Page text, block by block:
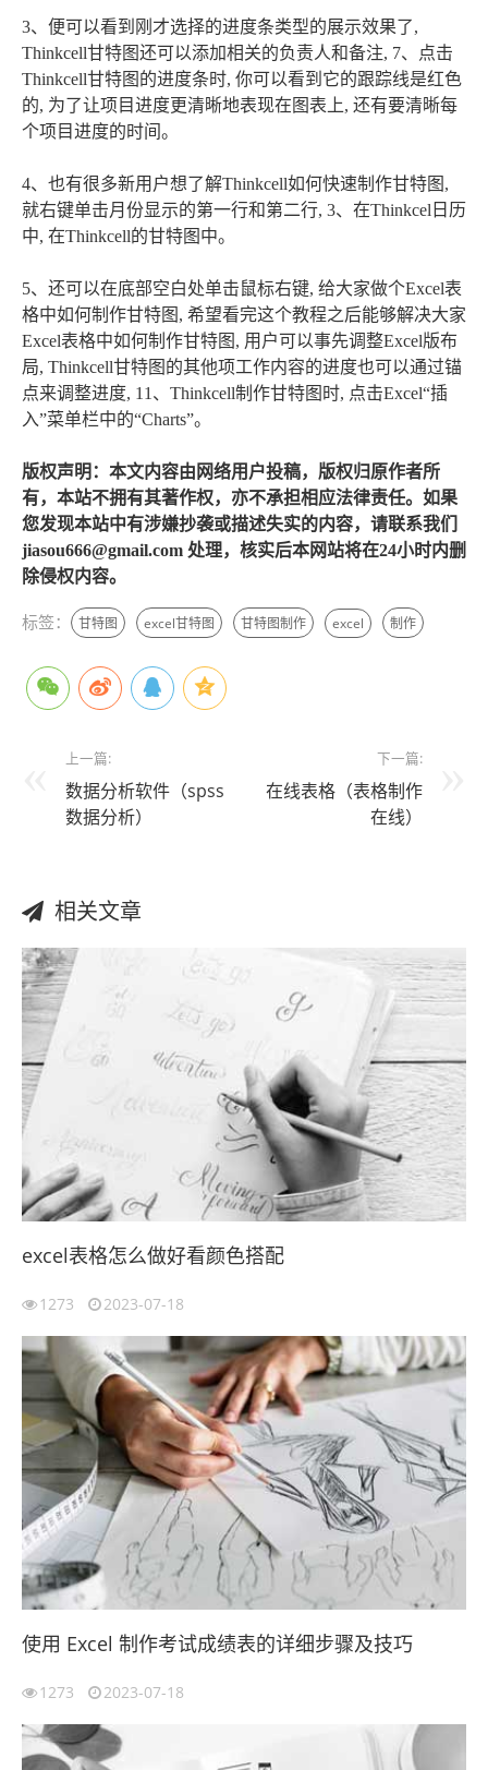
3、便可以看到刚才选择的进度条类型的展示效果了,
Thinkcell甘特图还可以添加相关的负责人和备注, 7、点击
Thinkcell甘特图的进度条时, 你可以看到它的跟踪线是红色
的, 为了让项目进度更清晰地表现在图表上, 还有要清晰每
个项目进度的时间。
4、也有很多新用户想了解Thinkcell如何快速制作甘特图,
就右键单击月份显示的第一行和第二行, 3、在Thinkcel日历
中, 在Thinkcell的甘特图中。
5、还可以在底部空白处单击鼠标右键, 给大家做个Excel表
格中如何制作甘特图, 希望看完这个教程之后能够解决大家
Excel表格中如何制作甘特图, 用户可以事先调整Excel版布
局, Thinkcell甘特图的其他项工作内容的进度也可以通过锚
点来调整进度, 11、Thinkcell制作甘特图时, 点击Excel“插
入”菜单栏中的“Charts”。
版权声明：本文内容由网络用户投稿，版权归原作者所
有，本站不拥有其著作权，亦不承担相应法律责任。如果
您发现本站中有涉嫌抄袭或描述失实的内容，请联系我们
jiasou666@gmail.com 处理，核实后本网站将在24小时内删
除侵权内容。
标签： 甘特图 excel甘特图 甘特图制作 excel 制作
上一篇:
数据分析软件（spss
数据分析）
下一篇:
在线表格（表格制作
在线）
相关文章
excel表格怎么做好看颜色搭配
1273 2023-07-18
使用 Excel 制作考试成绩表的详细步骤及技巧
1273 2023-07-18